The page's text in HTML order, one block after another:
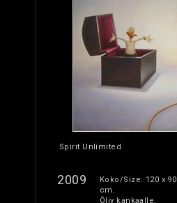
Spirit Unlimited
2009
Koko/Size: 120 x 90
cm.
Öljy kankaalle.